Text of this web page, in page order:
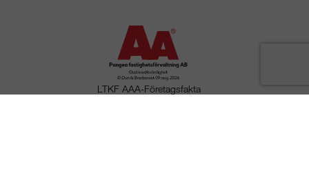
LTKF AAA-Företagsfakta